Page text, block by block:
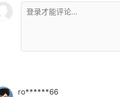
ro******66